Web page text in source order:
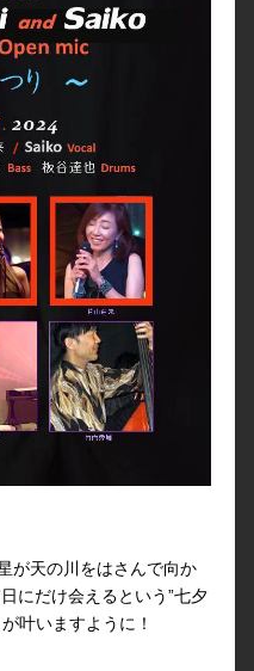
が天の川をはさんで向か
にだけ会えるという”七夕
叶いますように！